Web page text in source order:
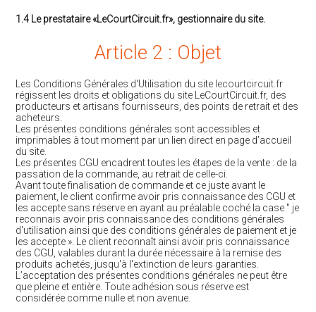
1.4 Le prestataire «LeCourtCircuit.fr», gestionnaire du site.
Article 2 : Objet
Les Conditions Générales d'Utilisation du site lecourtcircuit.fr
régissent les droits et obligations du site LeCourtCircuit.fr, des
producteurs et artisans fournisseurs, des points de retrait et des
acheteurs.
Les présentes conditions générales sont accessibles et
imprimables à tout moment par un lien direct en page d’accueil
du site.
Les présentes CGU encadrent toutes les étapes de la vente : de la
passation de la commande, au retrait de celle-ci.
Avant toute finalisation de commande et ce juste avant le
paiement, le client confirme avoir pris connaissance des CGU et
les accepte sans réserve en ayant au préalable coché la case " je
reconnais avoir pris connaissance des conditions générales
d'utilisation ainsi que des conditions générales de paiement et je
les accepte ». Le client reconnaît ainsi avoir pris connaissance
des CGU, valables durant la durée nécessaire à la remise des
produits achetés, jusqu'à l'extinction de leurs garanties.
L’acceptation des présentes conditions générales ne peut être
que pleine et entière. Toute adhésion sous réserve est
considérée comme nulle et non avenue.